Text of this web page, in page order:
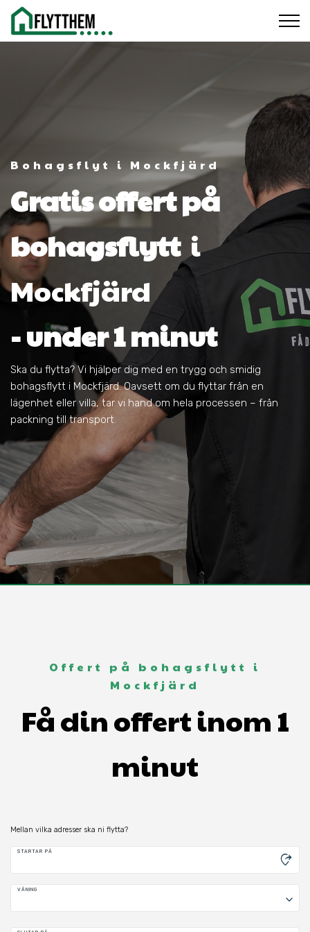
Bohagsflyt i Mockfjärd
Gratis offert på
bohagsflytt i
Mockfjärd
- under 1 minut
Ska du flytta? Vi hjälper dig med en trygg och smidig
bohagsflytt i Mockfjärd. Oavsett om du flyttar från en
lägenhet eller villa, tar vi hand om hela processen – från
packning till transport.
Offert på bohagsflytt i
Mockfjärd
Få din offert inom 1
minut
Mellan vilka adresser ska ni flytta?
STARTAR PÅ
moved_location
VÅNING
keyboard_arrow_down